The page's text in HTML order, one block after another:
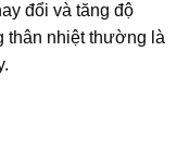
đổi và tăng độ
thân nhiệt thường là